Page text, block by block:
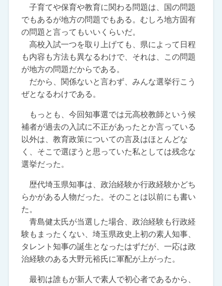
子育てや保育や教育に関わる問題は、国の問題
でもあるが地方の問題でもある。むしろ地方固有
の問題と言ってもいいくらいだ。
高校入試一つを取り上げても、県によって日程
も内容も方法も異なるわけで、それは、この問題
が地方の問題だからである。
だから、関係ないと言わず、みんな選挙行こう
ぜとなるわけである。
もっとも、今回知事選では元高校教師という候
補者が過去の入試に不正があったとか言っている
以外は、教育政策についての言及はほとんどな
く、そこで選ぼうと思っていた私としては残念な
選挙だった。
歴代埼玉県知事は、政治経験か行政経験かどち
らかがある人物だった。そのことは以前にも書い
た。
青島健太氏が当選した場合、政治経験も行政経
験もまったくない、埼玉県政史上初の素人知事、
タレント知事の誕生となったはずだが、一応は政
治経験のある大野元裕氏に軍配が上がった。
最初は誰もが新人で素人で初心者であるから、